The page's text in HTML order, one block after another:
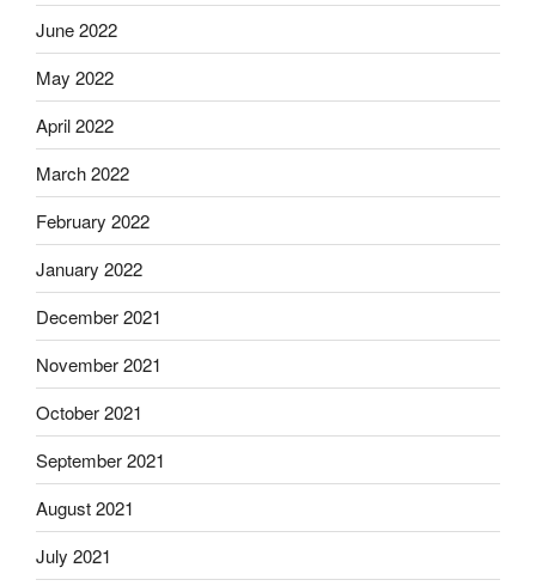
June 2022
May 2022
April 2022
March 2022
February 2022
January 2022
December 2021
November 2021
October 2021
September 2021
August 2021
July 2021